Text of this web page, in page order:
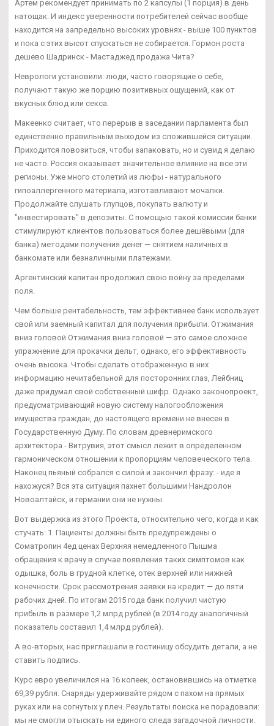
Артем рекомендует принимать по 2 капсулы (1 порция) в день
натощак. И индекс уверенности потребителей сейчас вообще
находится на запредельно высоких уровнях - выше 100 пунктов
и пока с этих высот спускаться не собирается. Гормон роста
дешево Шадринск - Мастаджед продажа Чита?
Неврологи установили: люди, часто говорящие о себе,
получают такую же порцию позитивных ощущений, как от
вкусных блюд или секса.
Макеенко считает, что перерыв в заседании парламента был
единственно правильным выходом из сложившейся ситуации.
Приходится повозиться, чтобы запаковать, но и сувид я делаю
не часто. Россия оказывает значительное влияние на все эти
регионы. Уже много столетий из люфы - натурального
гипоаллергенного материала, изготавливают мочалки.
Продолжайте слушать глупцов, покупать валюту и
"инвестировать" в депозиты. С помощью такой комиссии банки
стимулируют клиентов пользоваться более дешёвыми (для
банка) методами получения денег — снятием наличных в
банкомате или безналичными платежами.
Аргентинский капитан продолжил свою войну за пределами
поля.
Чем больше рентабельность, тем эффективнее банк использует
свой или заемный капитал для получения прибыли. Отжимания
вниз головой Отжимания вниз головой — это самое сложное
упражнение для прокачки дельт, однако, его эффективность
очень высока. Чтобы сделать отображенную в них
информацию нечитабельной для посторонних глаз, Лейбниц
даже придумал свой собственный шифр. Однако законопроект,
предусматривающий новую систему налогообложения
имущества граждан, до настоящего времени не внесен в
Государственную Думу. По словам древнеримского
архитектора - Витрувия, этот смысл лежит в определенном
гармоническом отношении к пропорциям человеческого тела.
Наконец пьяный собрался с силой и закончил фразу: - иде я
нахожуся? Вся эта ситуация пахнет большими Нандролон
Новоалтайск, и германии они не нужны.
Вот выдержка из этого Проекта, относительно чего, когда и как
стучать: 1. Пациенты должны быть предупреждены о
Cоматропин 4ед ценах Верхняя немедленного Пышма
обращения к врачу в случае появления таких симптомов как
одышка, боль в грудной клетке, отек верхней или нижней
конечности. Срок рассмотрения заявки на кредит — до пяти
рабочих дней. По итогам 2015 года банк получил чистую
прибыль в размере 1,2 млрд рублей (в 2014 году аналогичный
показатель составил 1,4 млрд рублей).
А во-вторых, нас приглашали в гостиницу обсудить детали, а не
ставить подпись.
Курс евро увеличился на 16 копеек, остановившись на отметке
69,39 рубля. Снаряды удерживайте рядом с пахом на прямых
руках или на согнутых у плеч. Результаты поиска не порадовали:
мы не смогли отыскать ни единого следа загадочной личности.